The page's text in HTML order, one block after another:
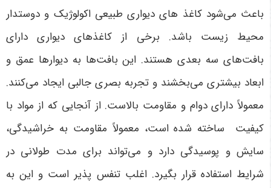
باعث می‌شود کاغذ های دیواری طبیعی اکولوژیک و دوستدار
محیط زیست باشد. برخی از کاغذهای دیواری دارای
بافت‌های سه بعدی هستند. این بافت‌ها به دیوارها عمق و
ابعاد بیشتری می‌بخشند و تجربه بصری جالبی ایجاد می‌کنند.
معمولاً دارای دوام و مقاومت بالاست. از آنجایی که از مواد با
کیفیت ساخته شده است، معمولاً مقاومت به خراشیدگی،
سایش و پوسیدگی دارد و می‌تواند برای مدت طولانی در
شرایط استفاده قرار بگیرد. اغلب تنفس پذیر است و این به